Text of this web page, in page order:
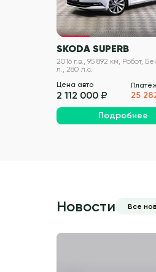
VIN
SKODA SUPERB
2016 г.в., 95 892 км, Робот,
л., 280 л.с.
Цена авто
2 112 000 ₽
25
Подробнее
Новости Все